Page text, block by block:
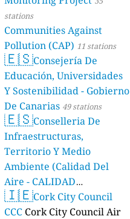
stations
Communities Against
Pollution (CAP) 11 stations
🇪🇸Consejería De
Educación, Universidades
Y Sostenibilidad - Gobierno
De Canarias 49 stations
🇪🇸Conselleria De
Infraestructuras,
Territorio Y Medio
Ambiente (Calidad Del
Aire - CALIDAD
AMBIENTAL) 23 stations
🇮🇪Cork City Council
CCC Cork City Council Air